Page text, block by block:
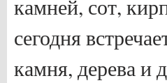
камней, сот,
сегодня
камня, дерева и